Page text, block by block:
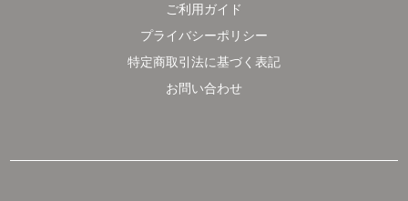
ご利用ガイド
プライバシーポリシー
特定商取引法に基づく表記
お問い合わせ